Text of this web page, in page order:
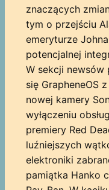
znaczących
tym o przejściu
emeryturze
potencjalnej
W sekcji newsów
się GrapheneOS
nowej kamery
wyłączeniu
premiery Red
luźniejszych
elektroniki
pamiątka Hanko